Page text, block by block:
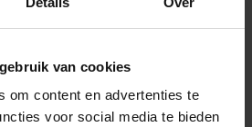
van cookies
om content en advertenties te
voor social media te bieden